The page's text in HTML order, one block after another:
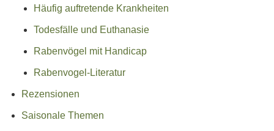
Häufig auftretende Krankheiten
Todesfälle und Euthanasie
Rabenvögel mit Handicap
Rabenvogel-Literatur
Rezensionen
Saisonale Themen